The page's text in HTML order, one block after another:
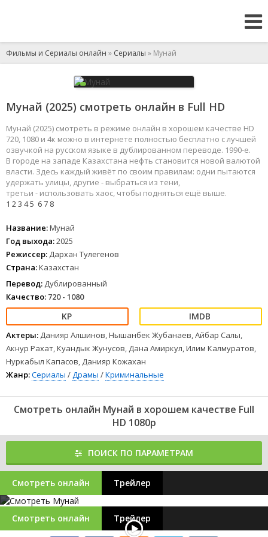
Фильмы и Сериалы онлайн » Сериалы » Мунай
Мунай (2025) смотреть онлайн в Full HD
Мунай (2025) смотреть в режиме онлайн в хорошем качестве HD
720, 1080 и 4к можно в интернете полностью бесплатно с лучшей
озвучкой на русском языке в дублированном переводе. 1990-е.
В городе на западе Казахстана нефть становится новой валютой
власти. Здесь каждый живёт по своим правилам: одни пытаются
удержать улицы, другие - выбраться из тени,
третьи - использовать хаос, чтобы подняться ещё выше.
1 23 45 67 8
Название:Мунай
Год выхода:2025
Режиссер: Дархан Тулегенов
Страна:Казахстан
Перевод: Дублированный
Качество: 720 - 1080
Актеры: Данияр Алшинов, Нышанбек Жубанаев, Айбар Салы,
Акнур Рахат, Куандык Жунусов, Дана Амиркул, Илим Калмуратов,
Нуркабыл Капасов, Данияр Кожахан
Жанр:Сериалы /Драмы /Криминальные
Смотреть онлайн Мунай в хорошем качестве Full
HD 1080p
ПОИСК ПО ПАРАМЕТРАМ
Смотреть онлайн Трейлер
Смотреть онлайн Трейлер